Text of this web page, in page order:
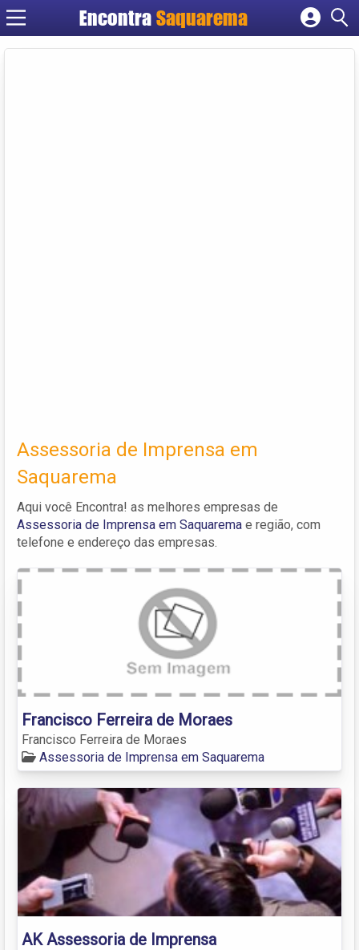
Encontra Saquarema
Cadastrar empresa
Assessoria de Imprensa em
Saquarema
Aqui você Encontra! as melhores empresas de
Assessoria de Imprensa em Saquarema e região, com
telefone e endereço das empresas.
Francisco Ferreira de Moraes
Francisco Ferreira de Moraes
Assessoria de Imprensa em Saquarema
AK Assessoria de Imprensa